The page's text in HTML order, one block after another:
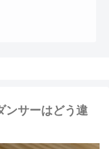
ンサーはどう違